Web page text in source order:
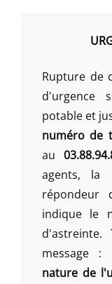
Rupture de
d'urgence
potable et
numéro de
au
agents,
répondeur
indique le
d'astreinte.
message :
nature de